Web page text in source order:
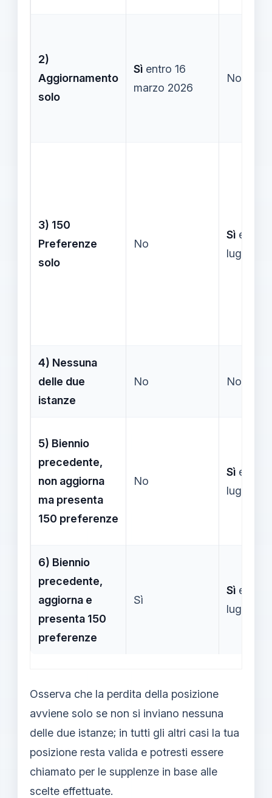
2)
Aggiornamento
solo
Sì entro 16
marzo 2026
No
3) 150
Preferenze
solo
No
Sì entro
luglio
4) Nessuna
delle due
istanze
No No
5) Biennio
precedente,
non aggiorna
ma presenta
150 preferenze
No
Sì entro
luglio
6) Biennio
precedente,
aggiorna e
presenta 150
preferenze
Sì
Sì entro
luglio
Osserva che la perdita della posizione
avviene solo se non si inviano nessuna
delle due istanze; in tutti gli altri casi la tua
posizione resta valida e potresti essere
chiamato per le supplenze in base alle
scelte effettuate.